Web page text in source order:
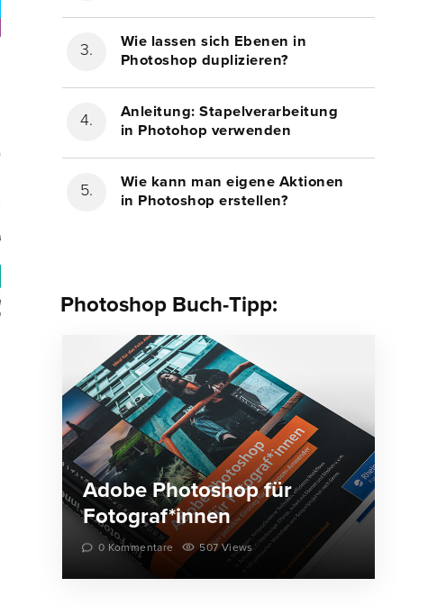
Wie lassen sich Ebenen in
Photoshop duplizieren?
Anleitung: Stapelverarbeitung
in Photohop verwenden
Wie kann man eigene Aktionen
in Photoshop erstellen?
Photoshop Buch-Tipp:
Adobe Photoshop für
Fotograf*innen
0 Kommentare 507 Views